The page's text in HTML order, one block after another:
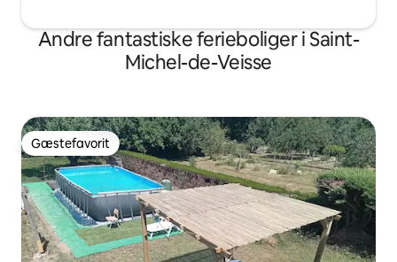
Andre fantastiske ferieboliger i Saint-
Michel-de-Veisse
Gæstefavorit
Gæstefavorit